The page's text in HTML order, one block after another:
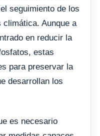
seguimiento de los
Aunque a
en reducir la
estas
para preservar la
desarrollan los
es necesario